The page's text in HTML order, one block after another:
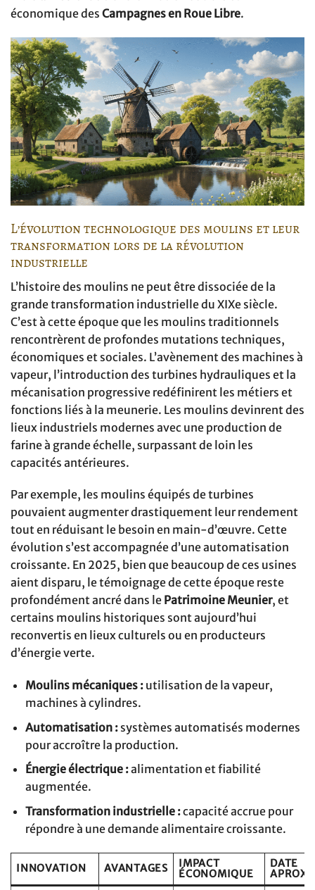
économique des Campagnes en Roue Libre.
L’évolution technologique des moulins et leur
transformation lors de la révolution
industrielle
L’histoire des moulins ne peut être dissociée de la
grande transformation industrielle du XIXe siècle.
C’est à cette époque que les moulins traditionnels
rencontrèrent de profondes mutations techniques,
économiques et sociales. L’avènement des machines à
vapeur, l’introduction des turbines hydrauliques et la
mécanisation progressive redéfinirent les métiers et
fonctions liés à la meunerie. Les moulins devinrent des
lieux industriels modernes avec une production de
farine à grande échelle, surpassant de loin les
capacités antérieures.
Par exemple, les moulins équipés de turbines
pouvaient augmenter drastiquement leur rendement
tout en réduisant le besoin en main-d’œuvre. Cette
évolution s’est accompagnée d’une automatisation
croissante. En 2025, bien que beaucoup de ces usines
aient disparu, le témoignage de cette époque reste
profondément ancré dans le Patrimoine Meunier, et
certains moulins historiques sont aujourd’hui
reconvertis en lieux culturels ou en producteurs
d’énergie verte.
Moulins mécaniques :utilisation de la vapeur,
machines à cylindres.
Automatisation :systèmes automatisés modernes
pour accroître la production.
Énergie électrique :alimentation et fiabilité
augmentée.
Transformation industrielle :capacité accrue pour
répondre à une demande alimentaire croissante.
INNOVATION AVANTAGES
IMPACT
ÉCONOMIQUE
DATE